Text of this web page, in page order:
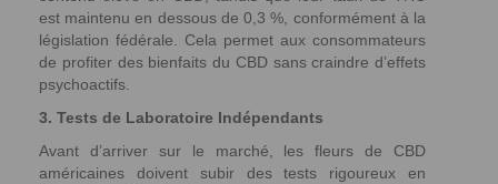
est maintenu en dessous de 0,3 %, conformément à la
législation fédérale. Cela permet aux consommateurs
de profiter des bienfaits du CBD sans craindre d’effets
psychoactifs.
3. Tests de Laboratoire Indépendants
Avant d’arriver sur le marché, les fleurs de CBD
américaines doivent subir des tests rigoureux en